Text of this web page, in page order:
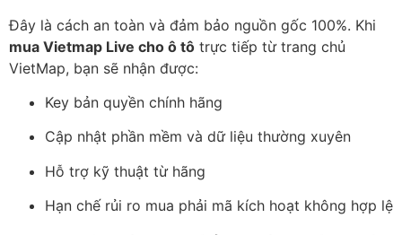
Đây là cách an toàn và đảm bảo nguồn gốc 100%. Khi
mua Vietmap Live cho ô tô trực tiếp từ trang chủ
VietMap, bạn sẽ nhận được:
Key bản quyền chính hãng
Cập nhật phần mềm và dữ liệu thường xuyên
Hỗ trợ kỹ thuật từ hãng
Hạn chế rủi ro mua phải mã kích hoạt không hợp lệ